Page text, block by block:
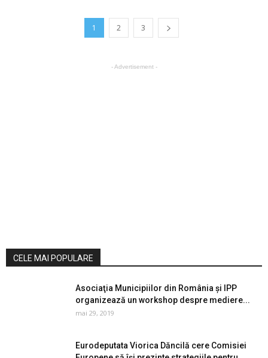
1 2 3
- Advertisement -
CELE MAI POPULARE
Asociaţia Municipiilor din România și IPP
organizează un workshop despre mediere...
mai 29, 2019
Eurodeputata Viorica Dăncilă cere Comisiei